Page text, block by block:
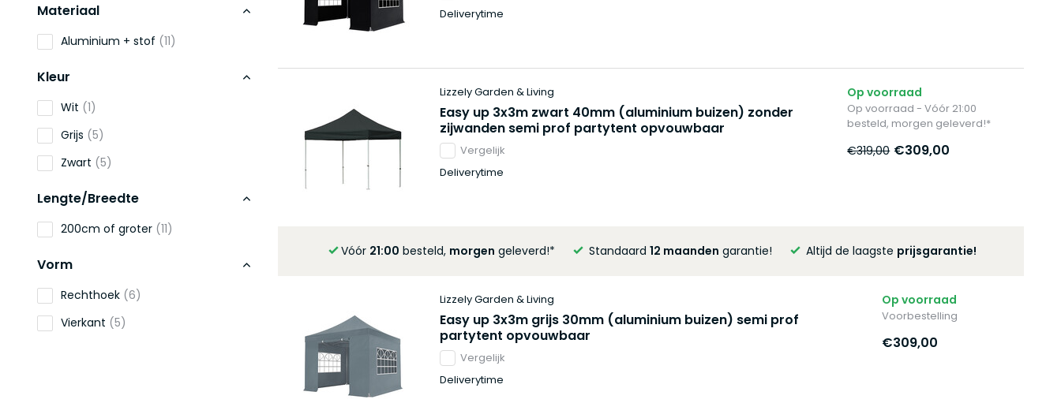
Materiaal
Aluminium + stof (11)
Kleur
Wit (1)
Grijs (5)
Zwart (5)
Lengte/Breedte
200cm of groter (11)
Vorm
Rechthoek (6)
Vierkant (5)
Deliverytime
Lizzely Garden & Living
Easy up 3x3m zwart 40mm (aluminium buizen) zonder
zijwanden semi prof partytent opvouwbaar
Vergelijk
Deliverytime
Op voorraad
Op voorraad - Vóór 21:00
besteld, morgen geleverd!*
€319,00 €309,00
Vóór 21:00 besteld, morgen geleverd!* Standaard 12 maanden garantie! Altijd de laagste prijsgarantie!
Lizzely Garden & Living
Easy up 3x3m grijs 30mm (aluminium buizen) semi prof
partytent opvouwbaar
Vergelijk
Deliverytime
Op voorraad
Voorbestelling
€309,00